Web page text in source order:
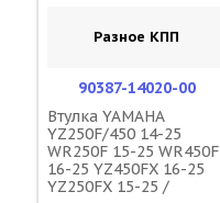
Разное КПП
90387-14020-00
Втулка YAMAHA
YZ250F/450 14-25
WR250F 15-25 WR450F
16-25 YZ450FX 16-25
YZ250FX 15-25 /